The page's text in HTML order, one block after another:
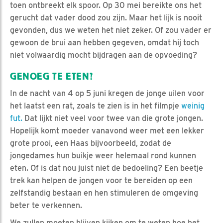
toen ontbreekt elk spoor. Op 30 mei bereikte ons het
gerucht dat vader dood zou zijn. Maar het lijk is nooit
gevonden, dus we weten het niet zeker. Of zou vader er
gewoon de brui aan hebben gegeven, omdat hij toch
niet volwaardig mocht bijdragen aan de opvoeding?
GENOEG TE ETEN?
In de nacht van 4 op 5 juni kregen de jonge uilen voor
het laatst een rat, zoals te zien is in het filmpje weinig
fut. Dat lijkt niet veel voor twee van die grote jongen.
Hopelijk komt moeder vanavond weer met een lekker
grote prooi, een Haas bijvoorbeeld, zodat de
jongedames hun buikje weer helemaal rond kunnen
eten. Of is dat nou juist niet de bedoeling? Een beetje
trek kan helpen de jongen voor te bereiden op een
zelfstandig bestaan en hen stimuleren de omgeving
beter te verkennen.